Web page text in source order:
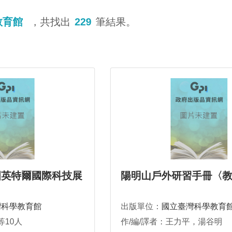
育館 ，共找出 229 筆結果。
特爾國際科技展
學教育館
10人
陽明山戶外研習手冊〈教
出版單位： 國立臺灣科學教育
作/編/譯者：王力平，湯谷明